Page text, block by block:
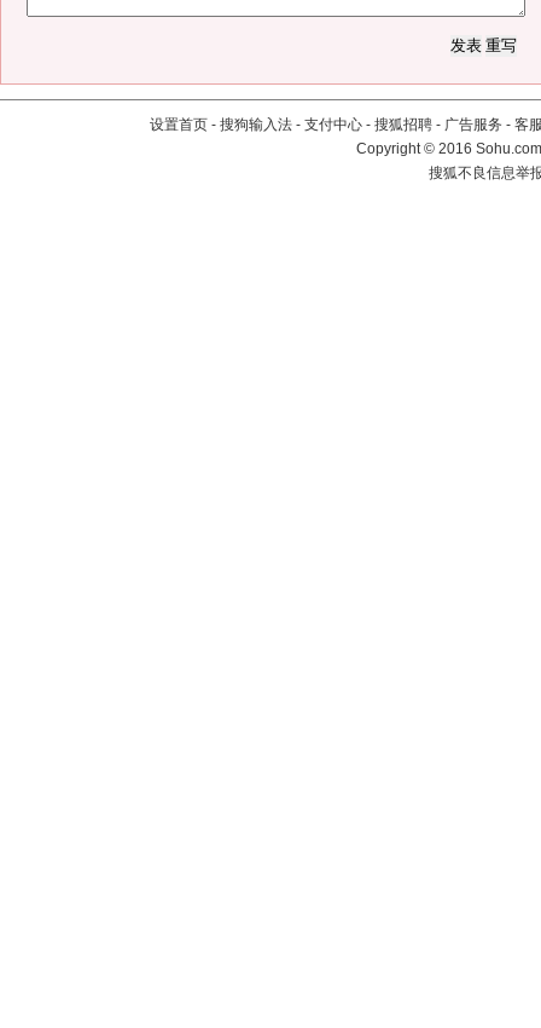
设置首页 - 搜狗输入法 - 支付中心 - 搜狐招聘 - 广告服务 - 客
Copyright©2016
搜狐不良信息举